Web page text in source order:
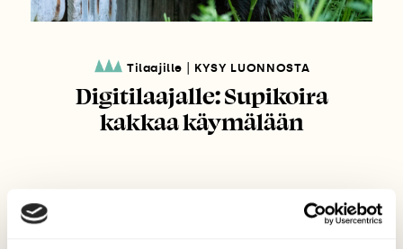
Tilaajille KYSY LUONNOSTA
Digitilaajalle: Supikoira
kakkaa käymälään